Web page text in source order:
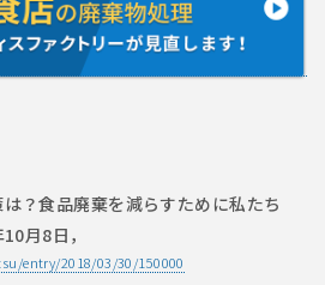
？食品廃棄を減らすために私たち
月8日，
entry/2018/03/30/150000